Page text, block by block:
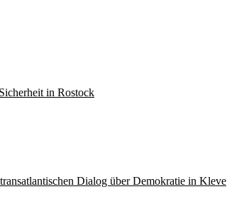
in Rostock
Dialog über Demokratie in Kleve